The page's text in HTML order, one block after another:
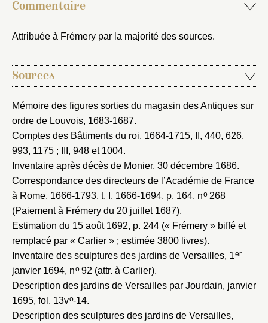
Commentaire
Attribuée à Frémery par la majorité des sources.
Sources
Mémoire des figures sorties du magasin des Antiques sur
ordre de Louvois, 1683-1687.
Comptes des Bâtiments du roi, 1664-1715, II, 440, 626,
993, 1175 ; III, 948 et 1004.
Inventaire après décès de Monier, 30 décembre 1686.
Correspondance des directeurs de l’Académie de France
à Rome, 1666-1793, t. I, 1666-1694, p. 164, no268
(Paiement à Frémery du 20 juillet 1687).
Estimation du 15 août 1692, p. 244 (« Frémery » biffé et
remplacé par « Carlier » ; estimée 3800 livres).
Inventaire des sculptures des jardins de Versailles, 1er
janvier 1694, no92 (attr. à Carlier).
Description des jardins de Versailles par Jourdain, janvier
1695, fol. 13vo-14.
Description des sculptures des jardins de Versailles,
Créer et ajouter
Envoyer